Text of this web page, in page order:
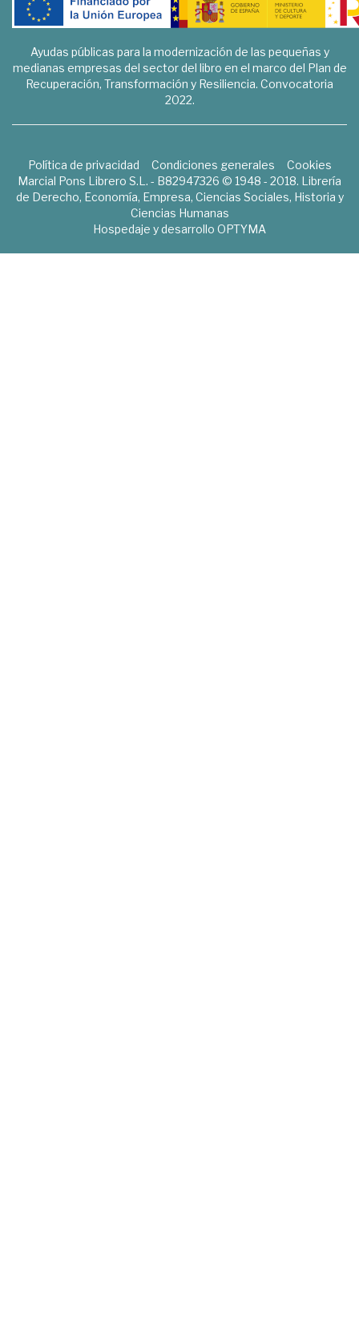
Ayudas públicas para la modernización de las pequeñas y
medianas empresas del sector del libro en el marco del Plan de
Recuperación, Transformación y Resiliencia. Convocatoria
2022.
Política de privacidad Condiciones generales
Cookies
Marcial Pons Librero S.L. - B82947326 © 1948 - 2018. Librería
de Derecho, Economía, Empresa, Ciencias Sociales, Historia y
Ciencias Humanas
Hospedaje y desarrollo OPTYMA